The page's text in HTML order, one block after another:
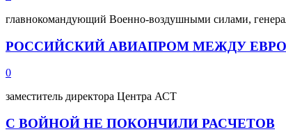
главнокомандующий Военно-воздушными силами,
РОССИЙСКИЙ АВИАПРОМ МЕЖДУ
0
заместитель директора Центра АСТ
С ВОЙНОЙ НЕ ПОКОНЧИЛИ РАСЧЕТОВ